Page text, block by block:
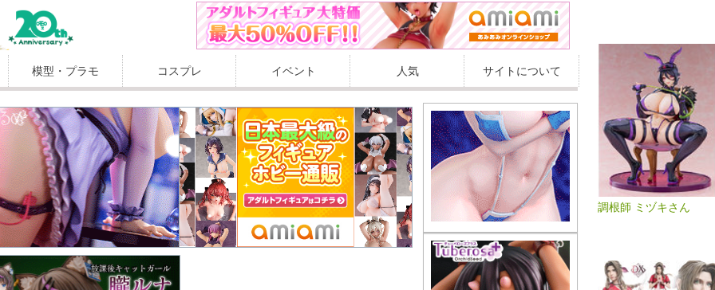
調根師 ミヅキさん
模型・プラモ コスプレ イベント 人気 サイトについて